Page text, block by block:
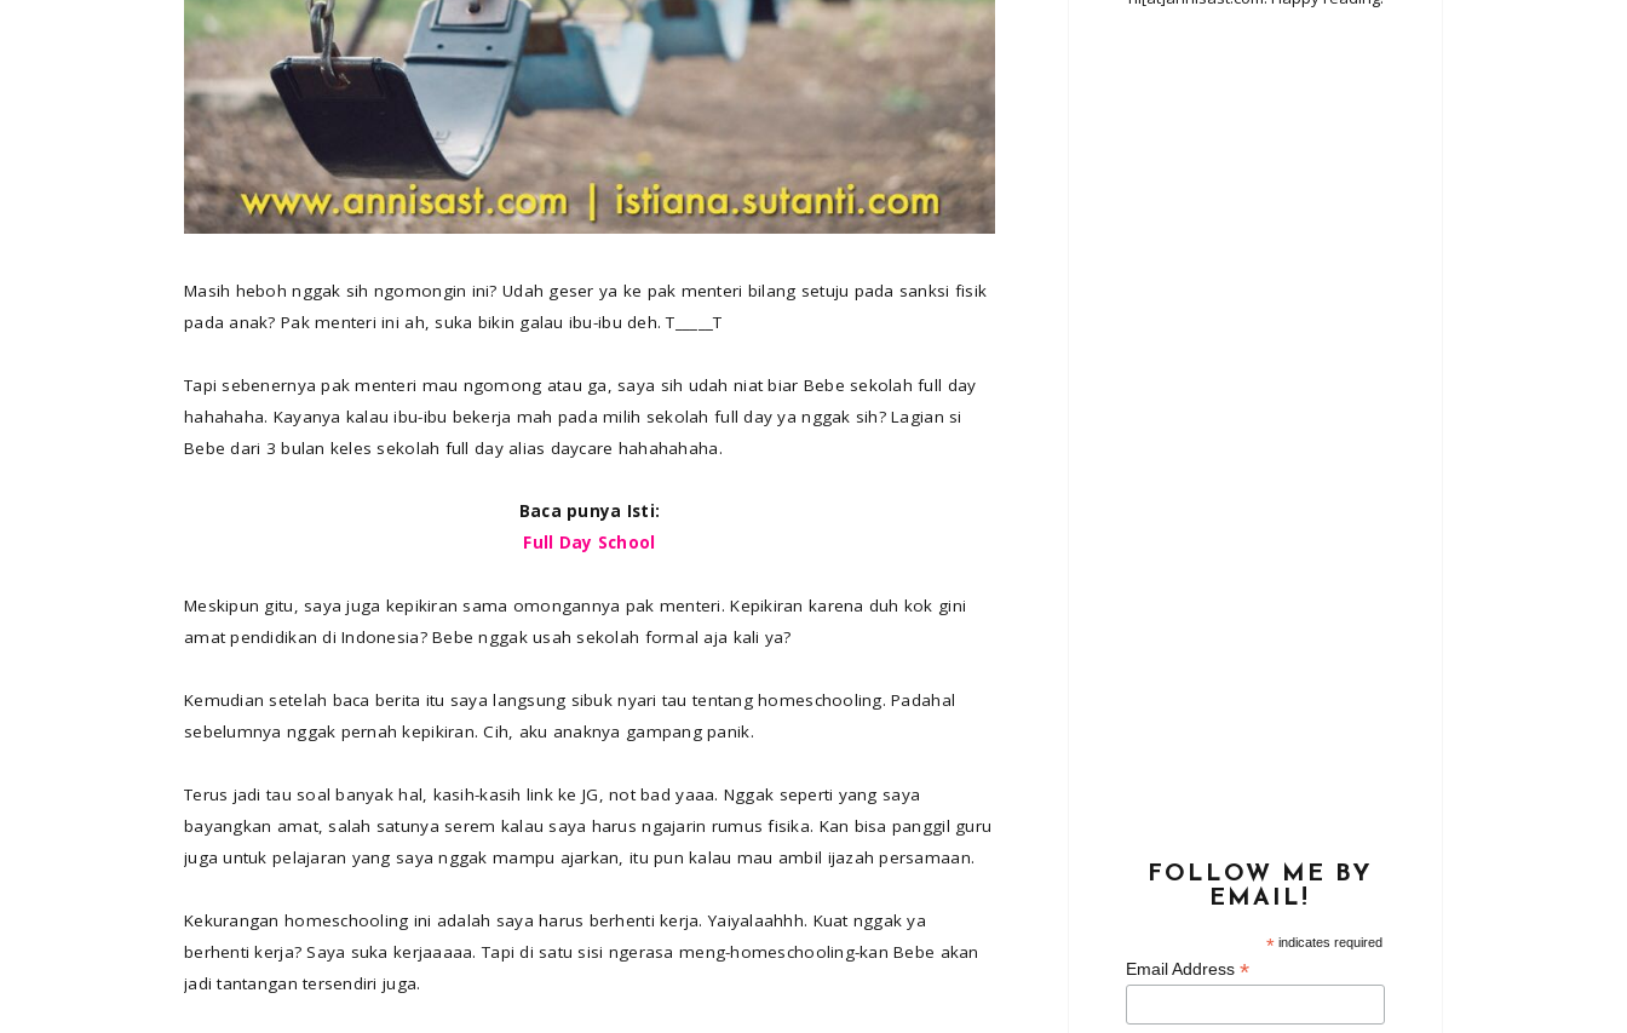
Masih heboh nggak sih ngomongin ini? Udah geser ya ke pak menteri bilang setuju pada sanksi fisik
pada anak? Pak menteri ini ah, suka bikin galau ibu-ibu deh. T_____T
Tapi sebenernya pak menteri mau ngomong atau ga, saya sih udah niat biar Bebe sekolah full day
hahahaha. Kayanya kalau ibu-ibu bekerja mah pada milih sekolah full day ya nggak sih? Lagian si
Bebe dari 3 bulan keles sekolah full day alias daycare hahahahaha.
Baca punya Isti:
Full Day School
Meskipun gitu, saya juga kepikiran sama omongannya pak menteri. Kepikiran karena duh kok gini
amat pendidikan di Indonesia? Bebe nggak usah sekolah formal aja kali ya?
Kemudian setelah baca berita itu saya langsung sibuk nyari tau tentang homeschooling. Padahal
sebelumnya nggak pernah kepikiran. Cih, aku anaknya gampang panik.
Terus jadi tau soal banyak hal, kasih-kasih link ke JG, not bad yaaa. Nggak seperti yang saya
bayangkan amat, salah satunya serem kalau saya harus ngajarin rumus fisika. Kan bisa panggil guru
juga untuk pelajaran yang saya nggak mampu ajarkan, itu pun kalau mau ambil ijazah persamaan.
Kekurangan homeschooling ini adalah saya harus berhenti kerja. Yaiyalaahhh. Kuat nggak ya
berhenti kerja? Saya suka kerjaaaaa. Tapi di satu sisi ngerasa meng-homeschooling-kan Bebe akan
jadi tantangan tersendiri juga.
FOLLOW ME BY
EMAIL!
* indicates required
Email Address *